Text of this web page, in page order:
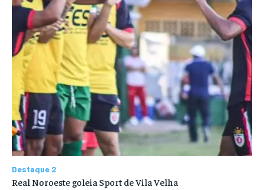
Destaque 2
Real Noroeste goleia Sport de Vila Velha